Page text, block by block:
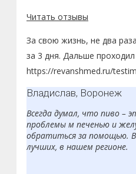
Читать отзывы
За свою жизнь, не два
за 3 дня. Дальше
https://revanshmed.ru/
Владислав, Воронеж
Всегда думал, что пиво –
проблемы м печенью и
обратиться за помощью. В
лучших, в нашем регионе.